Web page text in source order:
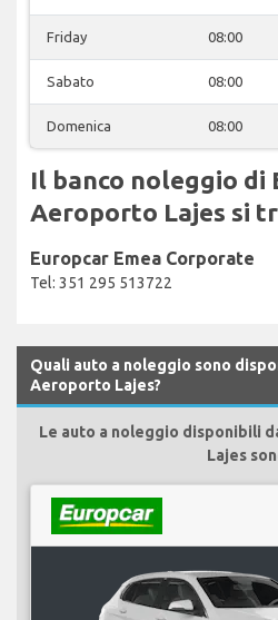
Friday 08:00
Sabato 08:00
Domenica 08:00
Il banco noleggio di
Aeroporto Lajes si
Europcar Emea Corporate
Tel: 351 295 513722
Quali auto a noleggio sono
Aeroporto Lajes?
Le auto a noleggio disponibili
Lajes